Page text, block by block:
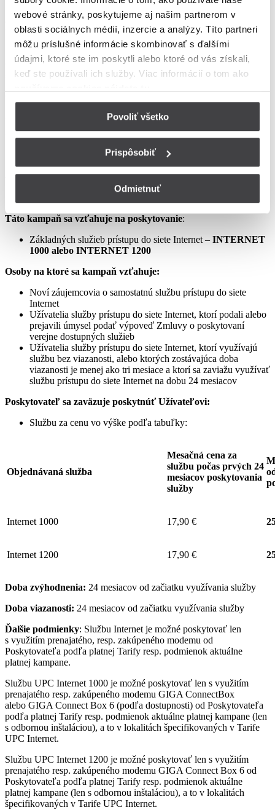
webové stránky, poskytujeme aj našim partnerom v
oblasti sociálnych médií, inzercie a analýzy. Títo partneri
môžu príslušné informácie skombinovať s ďalšími
údajmi, ktoré ste im poskytli alebo ktoré od vás získali,
keď ste používali ich služby. Viac informácií o tom ako
Povoliť všetko
Prispôsobiť
Odmietnuť
podmienkach neupravené sa riadia Zmluvou o poskytovaní verejne
dostupných služieb, vrátane všetkých jej súčastí, t.j. najmä
Všeobecných obchodných
podmienok na poskytovanie verejne dostupných služieb,
Osobitných podmienok, Tarify UPC Internet a Tarify jednorazových
služieb a iných platieb.
sú uvedené vrátane DPH podľa aktuálne platných právnych
predpisov.
Aprílový Crazy Week – Internet samostatne – LIS
Táto kampaň sa vzťahuje na poskytovanie:
Základných služieb prístupu do siete Internet – INTERNET
1000 alebo INTERNET 1200
Osoby na ktoré sa kampaň vzťahuje:
Noví záujemcovia o samostatnú službu prístupu do siete
Internet
Užívatelia služby prístupu do siete Internet, ktorí podali alebo
prejavili úmysel podať výpoveď Zmluvy o poskytovaní
verejne dostupných služieb
Užívatelia služby prístupu do siete Internet, ktorí využívajú
službu bez viazanosti, alebo ktorých zostávajúca doba
viazanosti je menej ako tri mesiace a ktorí sa zaviažu využívať
službu prístupu do siete Internet na dobu 24 mesiacov
Poskytovateľ sa zaväzuje poskytnúť Užívateľovi:
Službu za cenu vo výške podľa tabuľky:
Objednávaná služba
Mesačná cena za
službu počas prvých 24
mesiacov poskytovania
služby
Internet 1000 17,90 €
Internet 1200 17,90 €
Doba zvýhodnenia: 24 mesiacov od začiatku využívania služby
Doba viazanosti: 24 mesiacov od začiatku využívania služby
Ďalšie podmienky: Službu Internet je možné poskytovať len
s využitím prenajatého, resp. zakúpeného modemu od
Poskytovateľa podľa platnej Tarify resp. podmienok aktuálne
platnej kampane.
Službu UPC Internet 1000 je možné poskytovať len s využitím
prenajatého resp. zakúpeného modemu GIGA ConnectBox
alebo GIGA Connect Box 6 (podľa dostupnosti) od Poskytovateľa
podľa platnej Tarify resp. podmienok aktuálne platnej kampane (len
s odbornou inštaláciou), a to v lokalitách špecifikovaných v Tarife
UPC Internet.
Službu UPC Internet 1200 je možné poskytovať len s využitím
prenajatého resp. zakúpeného modemu GIGA Connect Box 6 od
Poskytovateľa podľa platnej Tarify resp. podmienok aktuálne
platnej kampane (len s odbornou inštaláciou), a to v lokalitách
špecifikovaných v Tarife UPC Internet.